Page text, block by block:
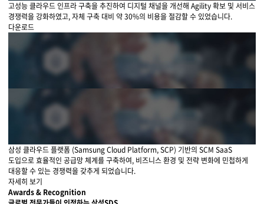
고성능 클라우드 인프라 구축을 추진하여 디지털 채널을 개선해 Agility 확보 및 서비스
경쟁력을 강화하였고, 자체 구축 대비 약 30%의 비용을 절감할 수 있었습니다.
다운로드
삼성 클라우드 플랫폼 (Samsung Cloud Platform, SCP) 기반의 SCM SaaS
도입으로 효율적인 공급망 체계를 구축하여, 비즈니스 환경 및 전략 변화에 민첩하게
대응할 수 있는 경쟁력을 갖추게 되었습니다.
자세히 보기
Awards & Recognition